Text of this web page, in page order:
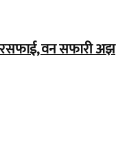
वन सफारी अझ